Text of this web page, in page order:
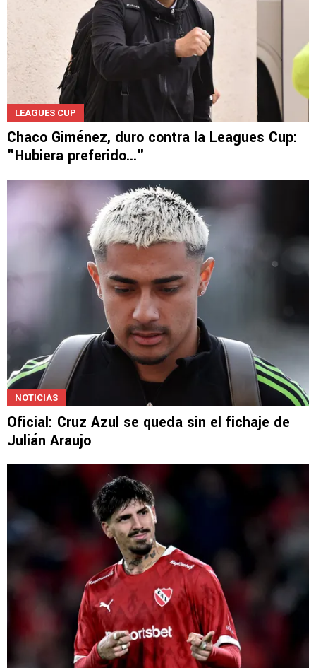
LEAGUES CUP
Chaco Giménez, duro contra la Leagues Cup:
"Hubiera preferido..."
NOTICIAS
Oficial: Cruz Azul se queda sin el fichaje de
Julián Araujo